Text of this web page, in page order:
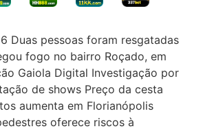
Duas pessoas foram resgatadas
fogo no bairro Roçado, em
Gaiola Digital Investigação por
de shows Preço da cesta
aumenta em Florianópolis
oferece riscos à